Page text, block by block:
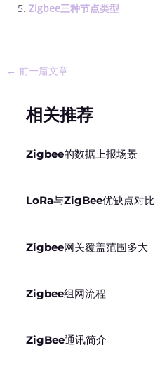
Zigbee三种节点类型
← 前一篇文章
相关推荐
Zigbee的数据上报场景
LoRa与ZigBee优缺点对比
Zigbee网关覆盖范围多大
Zigbee组网流程
ZigBee通讯简介